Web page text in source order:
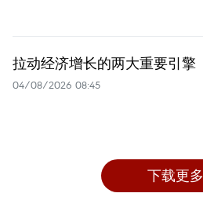
拉动经济增长的两大重要引擎
04/08/2026 08:45
下载更多